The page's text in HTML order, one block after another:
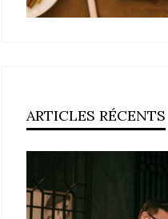
ARTICLES RÉCENTS